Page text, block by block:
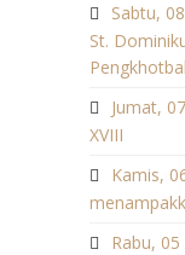
Sabtu,
St.
Jumat,
XVIII
Kamis,
Rabu,